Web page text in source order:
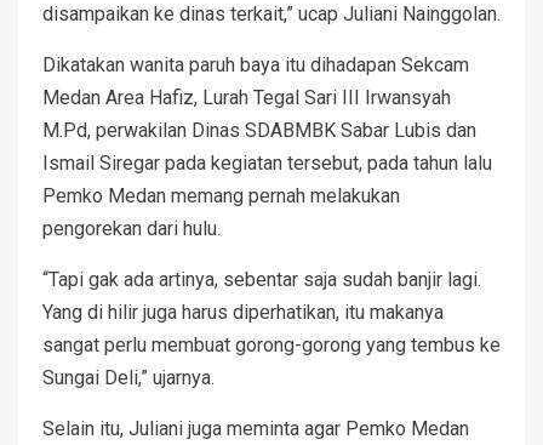
disampaikan ke dinas terkait,” ucap Juliani Nainggolan.
Dikatakan wanita paruh baya itu dihadapan Sekcam
Medan Area Hafiz, Lurah Tegal Sari III Irwansyah
M.Pd, perwakilan Dinas SDABMBK Sabar Lubis dan
Ismail Siregar pada kegiatan tersebut, pada tahun lalu
Pemko Medan memang pernah melakukan
pengorekan dari hulu.
“Tapi gak ada artinya, sebentar saja sudah banjir lagi.
Yang di hilir juga harus diperhatikan, itu makanya
sangat perlu membuat gorong-gorong yang tembus ke
Sungai Deli,” ujarnya.
Selain itu, Juliani juga meminta agar Pemko Medan